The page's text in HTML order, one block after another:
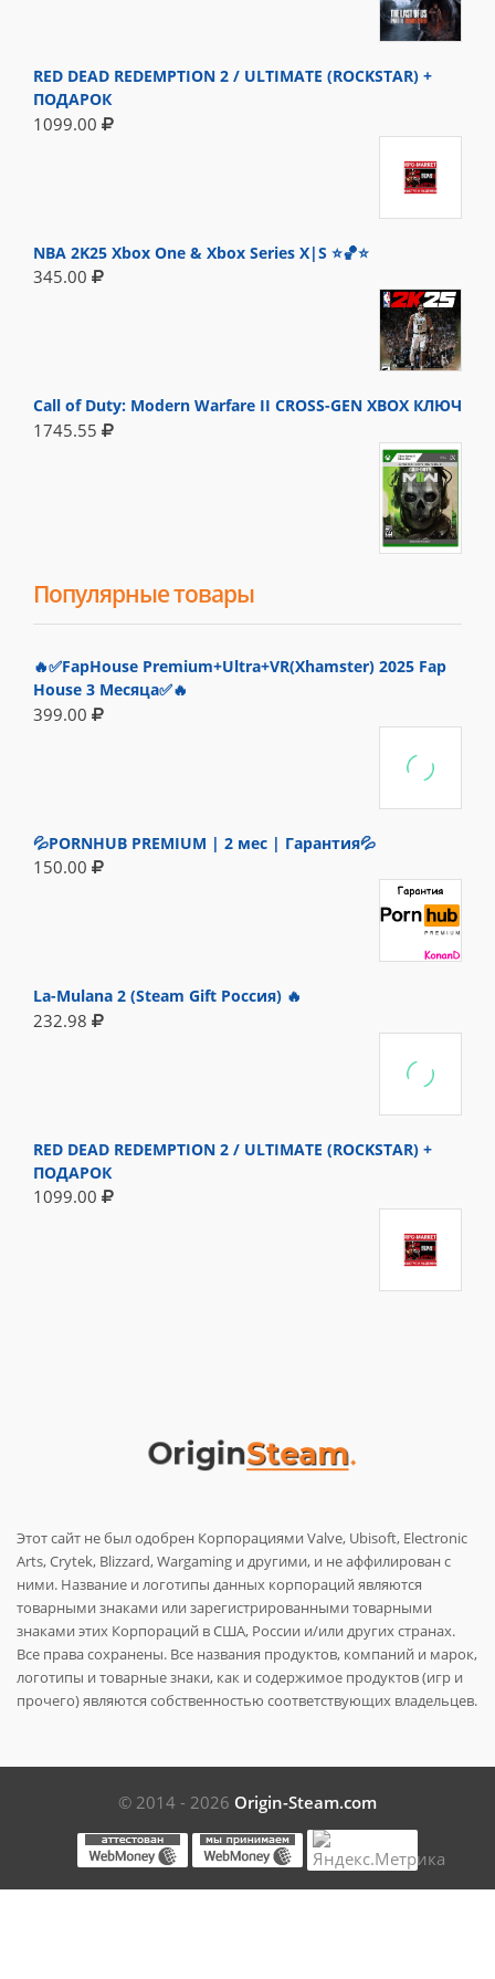
RED DEAD REDEMPTION 2 / ULTIMATE (ROCKSTAR) +
ПОДАРОК
1099.00
NBA 2K25 Xbox One & Xbox Series X|S ⭐🏀⭐
345.00
Call of Duty: Modern Warfare II CROSS-GEN XBOX КЛЮЧ
1745.55
Популярные товары
🔥✅FapHouse Premium+Ultra+VR(Xhamster) 2025 Fap
House 3 Месяца✅🔥
399.00
💦PORNHUB PREMIUM | 2 мес | Гарантия💦
150.00
La-Mulana 2 (Steam Gift Россия) 🔥
232.98
RED DEAD REDEMPTION 2 / ULTIMATE (ROCKSTAR) +
ПОДАРОК
1099.00
Этот сайт не был одобрен Корпорациями Valve, Ubisoft, Electronic
Arts, Crytek, Blizzard, Wargaming и другими, и не аффилирован с
ними. Название и логотипы данных корпораций являются
товарными знаками или зарегистрированными товарными
знаками этих Корпораций в США, России и/или других странах.
Все права сохранены. Все названия продуктов, компаний и марок,
логотипы и товарные знаки, как и содержимое продуктов (игр и
прочего) являются собственностью соответствующих владельцев.
© 2014 - 2026 Origin-Steam.com